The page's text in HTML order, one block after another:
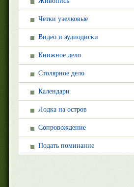
Четки узелковые
Видео и аудиодиски
Книжное дело
Столярное дело
Календари
Лодка на остров
Сопровождение
Подать поминание